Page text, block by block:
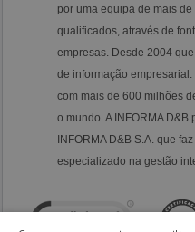
por uma equipa de mais
qualificados, através de
empresas. Desde 2004
de informação
com mais de 600 milhões
o mundo. A INFORMA
INFORMA D&B S.A. que
especializado na gestão